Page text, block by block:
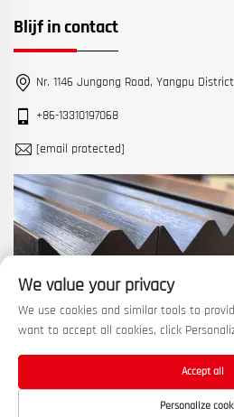
Blijf in contact
Nr. 1146 Jungong Road, Yangpu
+86-13310197068
[email protected]
Copyright © 2026 China Shanghai
voorbehouden. —
We value your privacy
We use cookies and similar tools to
want to accept all cookies, click
Personalize
Accept all